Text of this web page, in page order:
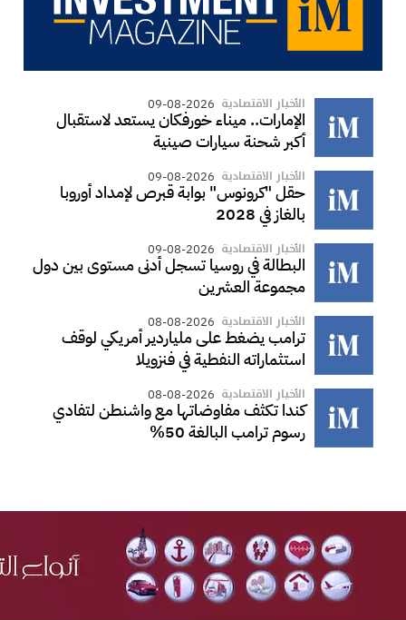
الأخبار الاقتصادية 09-08-2026
الإمارات.. ميناء خورفكان يستعد لاستقبال
أكبر شحنة سيارات صينية
الأخبار الاقتصادية 09-08-2026
حقل "كرونوس" بوابة قبرص لإمداد أوروبا
بالغاز في 2028
الأخبار الاقتصادية 09-08-2026
البطالة في روسيا تسجل أدنى مستوى بين دول
مجموعة العشرين
الأخبار الاقتصادية 08-08-2026
ترامب يضغط على ملياردير أمريكي لوقف
استثماراته النفطية في فنزويلا
الأخبار الاقتصادية 08-08-2026
كندا تكثف مفاوضاتها مع واشنطن لتفادي
رسوم ترامب البالغة 50%